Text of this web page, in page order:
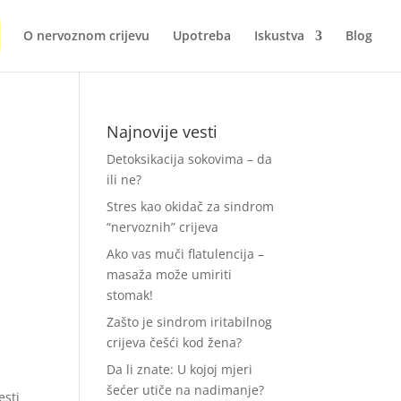
O nervoznom crijevu Upotreba Iskustva Blog
Najnovije vesti
Detoksikacija sokovima – da
ili ne?
Stres kao okidač za sindrom
“nervoznih” crijeva
Ako vas muči flatulencija –
masaža može umiriti
stomak!
Zašto je sindrom iritabilnog
crijeva češći kod žena?
Da li znate: U kojoj mjeri
šećer utiče na nadimanje?